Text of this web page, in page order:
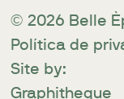
© 2026 Belle
Política de
Site by:
Graphitheque